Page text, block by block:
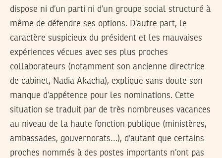
dispose ni d’un parti ni d’un groupe social structuré à
même de défendre ses options. D’autre part, le
caractère suspicieux du président et les mauvaises
expériences vécues avec ses plus proches
collaborateurs (notamment son ancienne directrice
de cabinet, Nadia Akacha), explique sans doute son
manque d’appétence pour les nominations. Cette
situation se traduit par de très nombreuses vacances
au niveau de la haute fonction publique (ministères,
ambassades, gouvernorats…), d’autant que certains
proches nommés à des postes importants n’ont pas